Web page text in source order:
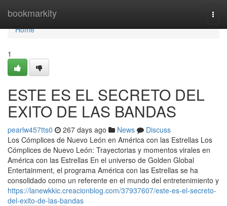
bookmarkity
Home
Home
1
ESTE ES EL SECRETO DEL
EXITO DE LAS BANDAS
pearlw457tts0 267 days ago News
Discuss
Los Cómplices de Nuevo León en América con las Estrellas Los
Cómplices de Nuevo León: Trayectorias y momentos virales en
América con las Estrellas En el universo de Golden Global
Entertainment, el programa América con las Estrellas se ha
consolidado como un referente en el mundo del entretenimiento y
https://lanewkkic.creacionblog.com/37937607/este-es-el-secreto-
del-exito-de-las-bandas